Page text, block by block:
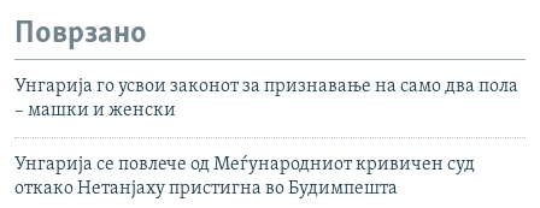
Поврзано
Унгарија го усвои законот за признавање на само два пола
– машки и женски
Унгарија се повлече од Меѓународниот кривичен суд
откако Нетанјаху пристигна во Будимпешта